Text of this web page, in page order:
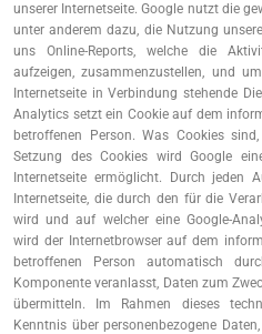
unserer Internetseite. Google nutzt die
unter anderem dazu, die Nutzung
uns Online-Reports, welche die
aufzeigen, zusammenzustellen, und
Internetseite in Verbindung stehende
Analytics setzt ein Cookie auf dem
betroffenen Person. Was Cookies
Setzung des Cookies wird Google
Internetseite ermöglicht. Durch jeden
Internetseite, die durch den für die
wird und auf welcher eine Google-
wird der Internetbrowser auf dem
betroffenen Person automatisch
Komponente veranlasst, Daten zum
übermitteln. Im Rahmen dieses
Kenntnis über personenbezogene